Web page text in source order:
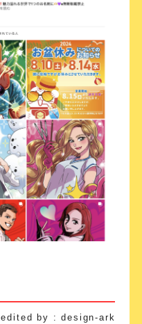
edited by : design-ark